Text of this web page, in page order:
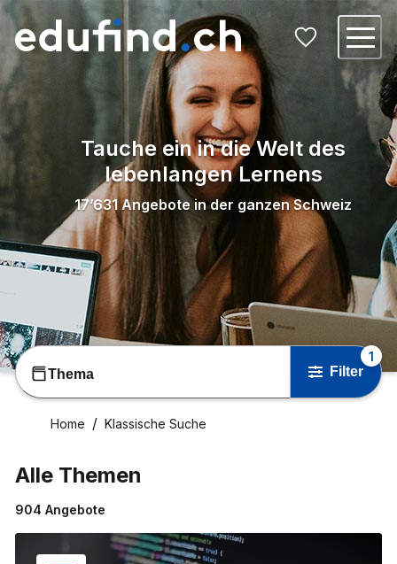
Tauche ein in die Welt des
lebenlangen Lernens
17’631 Angebote in der ganzen Schweiz
Thema Filter
1
Home Klassische Suche
Alle Themen
904 Angebote